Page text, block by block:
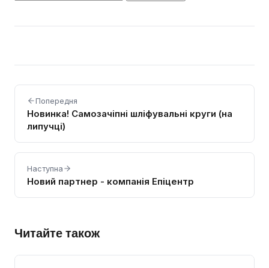
Попередня
Новинка! Самозачіпні шліфувальні круги (на
липучці)
Наступна
Новий партнер - компанія Епіцентр
Читайте також